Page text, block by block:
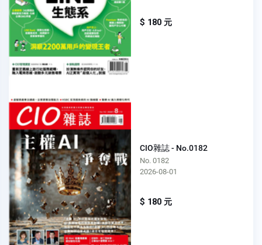
$ 180 元
CIO雜誌 - No.0182
No. 0182
2026-08-01
$ 180 元